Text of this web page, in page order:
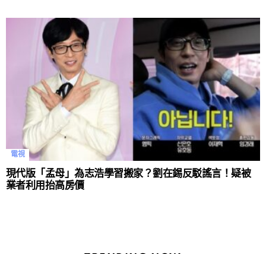
電視
現代版「孟母」為志浩學習搬家？劉在錫反駁謠言！疑被
業者利用抬高房價